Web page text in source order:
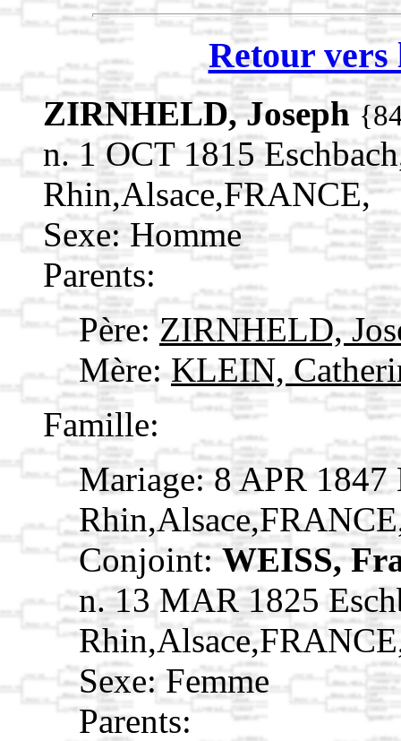
Retour vers
ZIRNHELD, Joseph
n. 1 OCT 1815
Rhin,Alsace,FRANCE,
Sexe: Homme
Parents:
Père: ZIRNHELD,
Mère: KLEIN,
Famille:
Mariage: 8 APR 1847
Conjoint: WEISS,
n. 13 MAR 1825
Sexe: Femme
Parents: